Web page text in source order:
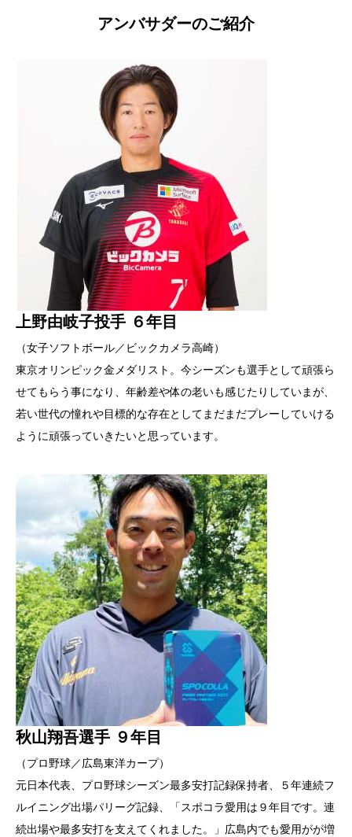
アンバサダーのご紹介
上野由岐子投手 ６年目
（女子ソフトボール／ビックカメラ高崎）
東京オリンピック金メダリスト。今シーズンも選手として頑張ら
せてもらう事になり、年齢差や体の老いも感じたりしていまが、
若い世代の憧れや目標的な存在としてまだまだプレーしていける
ように頑張っていきたいと思っています。
秋山翔吾選手 ９年目
（プロ野球／広島東洋カープ）
元日本代表、プロ野球シーズン最多安打記録保持者、５年連続フ
ルイニング出場パリーグ記録、「スポコラ愛用は９年目です。連
続出場や最多安打を支えてくれました。」広島内でも愛用がが増